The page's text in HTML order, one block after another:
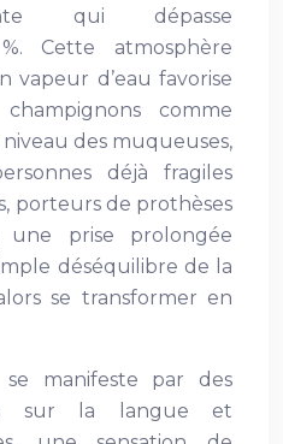
qui dépasse
Cette atmosphère
vapeur d’eau favorise
comme
des muqueuses,
déjà fragiles
porteurs de prothèses
une prise prolongée
déséquilibre de la
se transformer en
se manifeste par des
sur la langue et